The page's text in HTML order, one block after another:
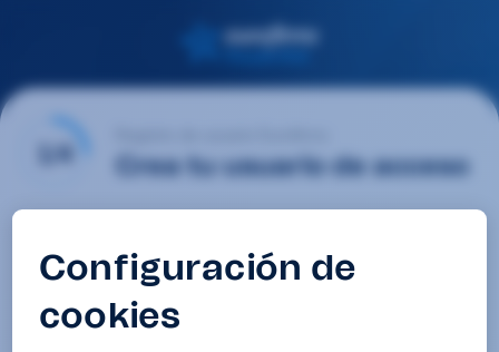
1/4 Crea tu usuario de acceso
Contraseña